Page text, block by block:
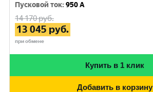
Пусковой ток:950 A
14 170руб.
13 045 руб.
при обмене
Купить в 1 клик
Добавить в корзину